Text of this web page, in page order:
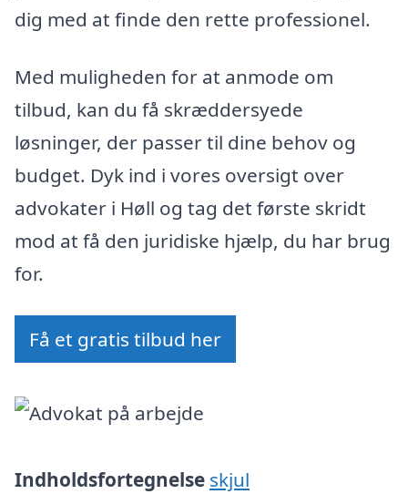
dig med at finde den rette professionel.
Med muligheden for at anmode om
tilbud, kan du få skræddersyede
løsninger, der passer til dine behov og
budget. Dyk ind i vores oversigt over
advokater i Høll og tag det første skridt
mod at få den juridiske hjælp, du har brug
for.
Få et gratis tilbud her
Indholdsfortegnelse skjul